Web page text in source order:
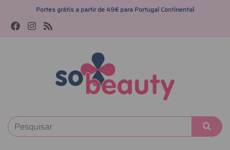
Portes grátis a partir de 49€ para Portugal Continental